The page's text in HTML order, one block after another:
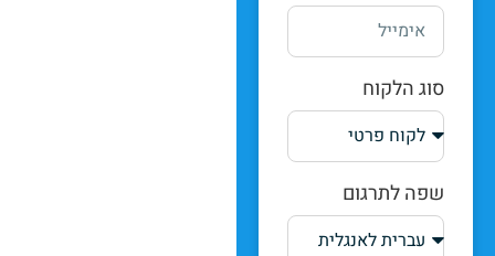
סוג הלקוח
שפה לתרגום